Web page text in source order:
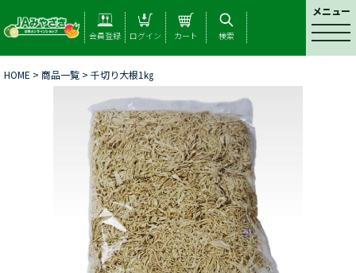
メニュー
t
会員登録 ログイン カート 検索
HOME > 商品一覧 > 千切り大根1㎏